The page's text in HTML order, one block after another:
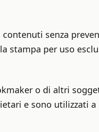
senza
stampa per uso
o di altri
e sono utilizzati